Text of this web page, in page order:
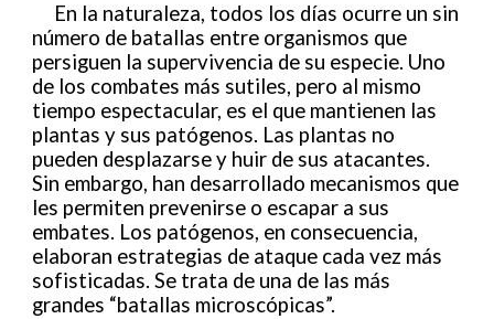
En la naturaleza, todos los días ocurre un sin
número de batallas entre organismos que
persiguen la supervivencia de su especie. Uno
de los combates más sutiles, pero al mismo
tiempo espectacular, es el que mantienen las
plantas y sus patógenos. Las plantas no
pueden desplazarse y huir de sus atacantes.
Sin embargo, han desarrollado mecanismos que
les permiten prevenirse o escapar a sus
embates. Los patógenos, en consecuencia,
elaboran estrategias de ataque cada vez más
sofisticadas. Se trata de una de las más
grandes “batallas microscópicas”.